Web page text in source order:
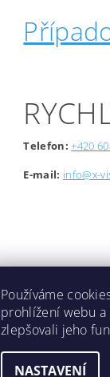
Telefon: +420
E-mail: info@x-
Používáme
prohlížení webu a
zlepšovali jeho
NASTAVENÍ